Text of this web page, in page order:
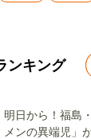
ンキング
明日から！福島
メンの異端児」